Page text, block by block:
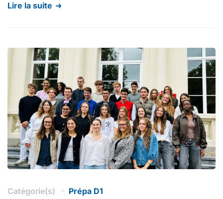
Lire la suite
Catégorie(s) Prépa D1